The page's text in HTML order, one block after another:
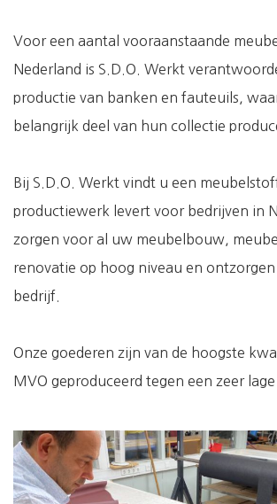
Voor een aantal vooraanstaande
Nederland is S.D.O. Werkt
productie van banken en fauteuils,
belangrijk deel van hun collectie
Bij S.D.O. Werkt vindt u een
productiewerk levert voor bedrijven in
zorgen voor al uw meubelbouw,
renovatie op hoog niveau en
bedrijf.
Onze goederen zijn van de hoogste
MVO geproduceerd tegen een zeer lage